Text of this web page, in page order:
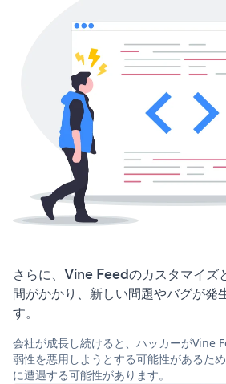
さらに、Vine Feedのカスタマイズ
間がかかり、新しい問題やバグが発
す。
会社が成長し続けると、ハッカーがVine
弱性を悪用しようとする可能性があるた
に遭遇する可能性があります。